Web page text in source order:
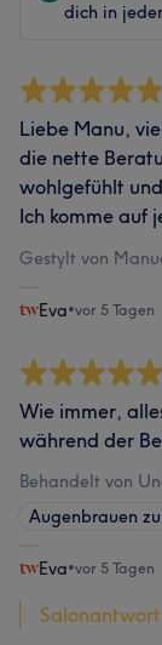
dich in
Liebe Manu,
die nette
wohlgefühlt
Ich komme auf
Gestylt von
Eva•vor 5 Tagen
Wie immer,
während der
Behandelt von
Augenbrauen
Eva•vor 5 Tagen